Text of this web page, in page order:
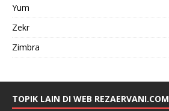
Yum
Zekr
Zimbra
TOPIK LAIN DI WEB REZAERVANI.COM